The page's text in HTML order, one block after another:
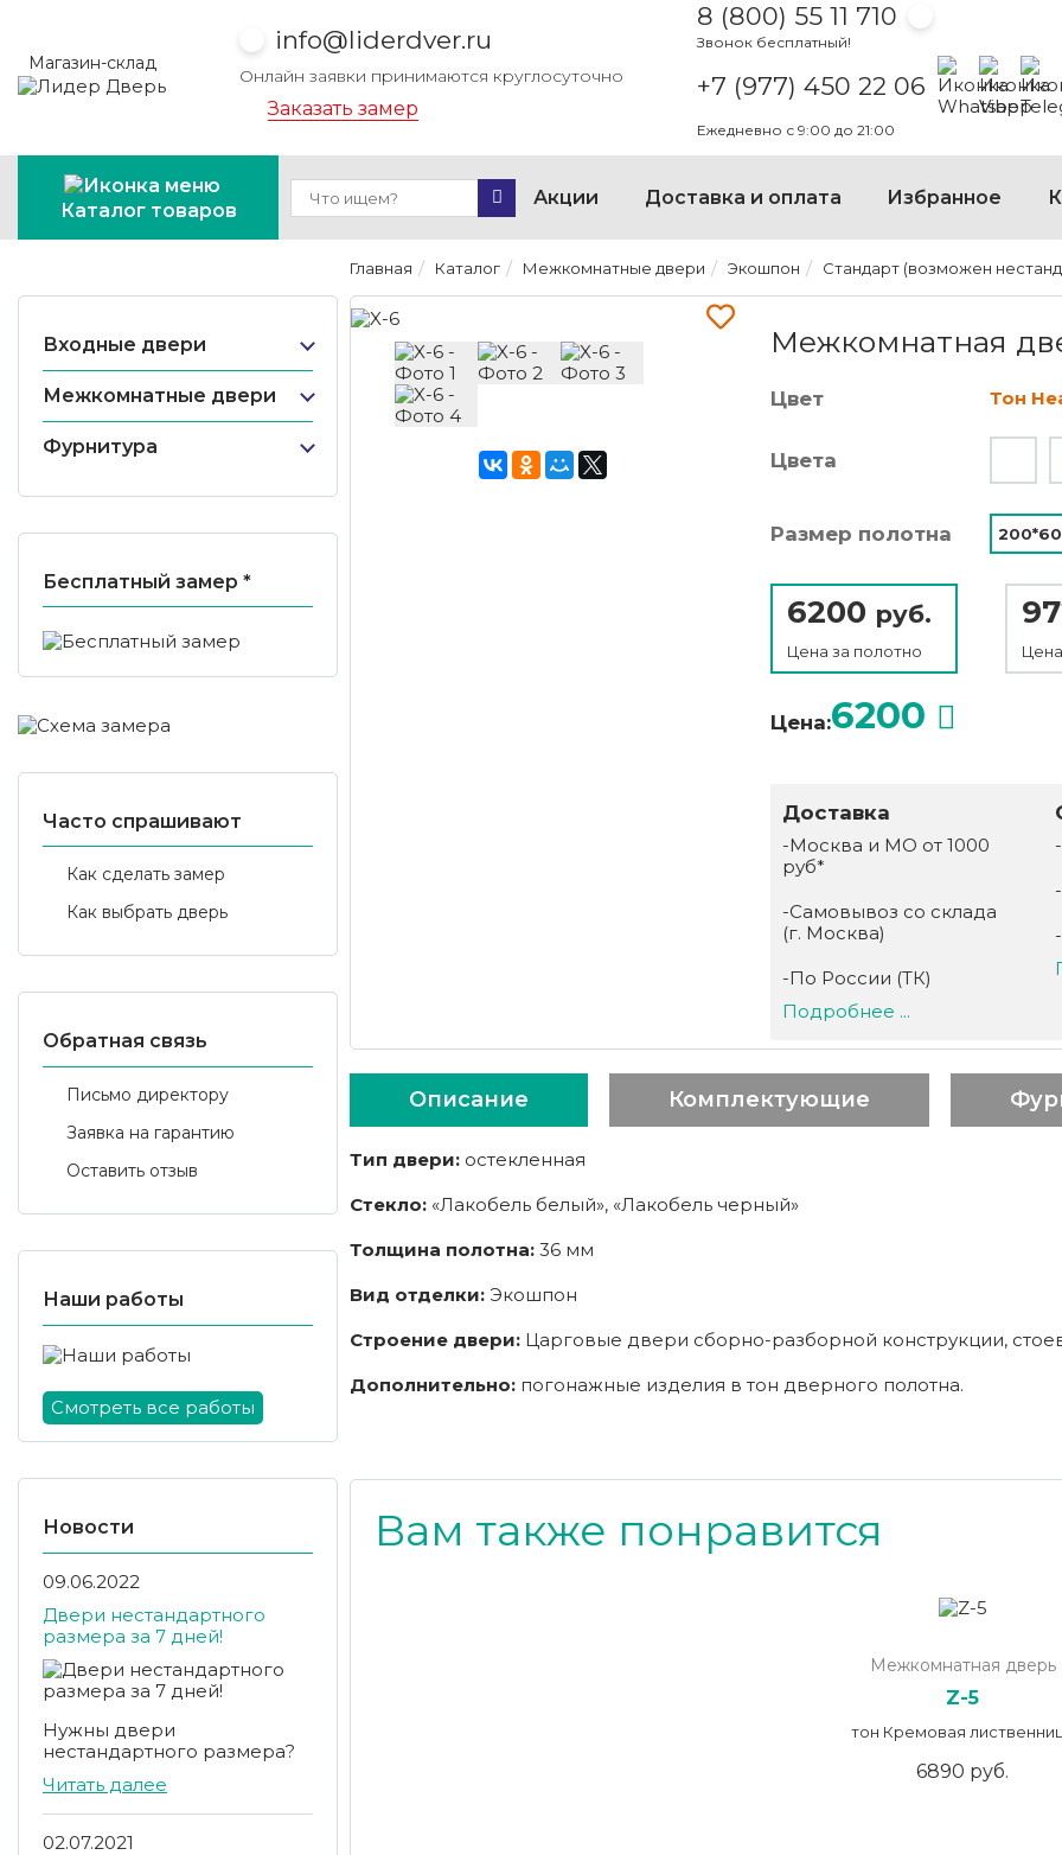
Магазин-склад
info@liderdver.ru
Онлайн заявки принимаются круглосуточно
Заказать замер
8 (800) 55 11 710
Звонок бесплатный!
+7 (977) 450 22 06
Написать на
Ежедневно с 9:00 до 21:00
Каталог товаров
Акции Доставка и оплата Избранное
Входные двери
Межкомнатные двери
Фурнитура
Бесплатный замер *
Часто спрашивают
Как сделать замер
Как выбрать дверь
Обратная связь
Письмо директору
Заявка на гарантию
Оставить отзыв
Наши работы
Смотреть все работы
Новости
09.06.2022
Двери нестандартного
размера за 7 дней!
Нужны двери
нестандартного размера?
Читать далее
02.07.2021
Главная Каталог Межкомнатные двери Экошпон Стандарт (возможен
Межкомнатная
Цвет Тон
Цвета
Размер полотна 200*60
6200 руб.
Цена за полотно
Цена:6200
Доставка
-Москва и МО от 1000
руб*
-Самовывоз со склада
(г. Москва)
-По России (ТК)
Подробнее ...
Описание Комплектующие
Тип двери: остекленная
Стекло: «Лакобель белый», «Лакобель черный»
Толщина полотна: 36 мм
Вид отделки: Экошпон
Строение двери: Царговые двери сборно-разборной конструкции,
Дополнительно: погонажные изделия в тон дверного полотна.
Вам также понравится
Межкомнатная дверь
Z-5
тон Кремовая
6890 руб.
×